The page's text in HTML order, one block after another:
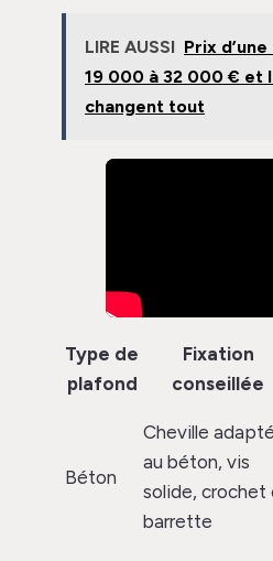
LIRE AUSSI Prix
19 000 à 32 000 € et
changent tout
Type de
plafond
Fixation
conseillée
Béton
Cheville
au béton, vis
solide, crochet
barrette